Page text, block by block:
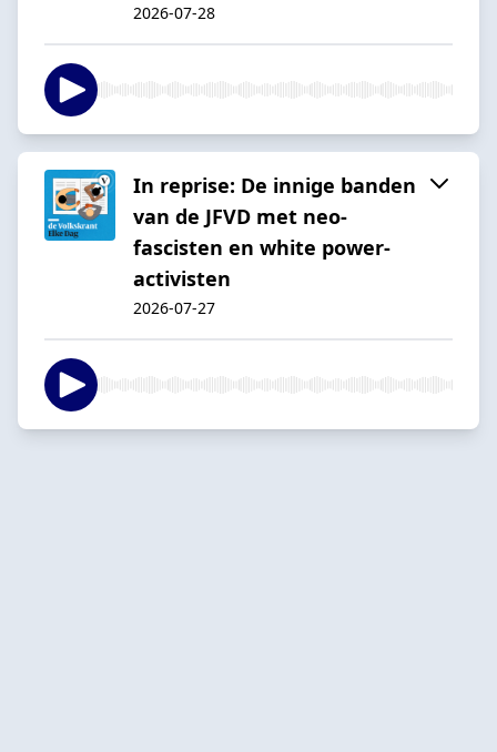
2026-07-28
In reprise: De innige banden
van de JFVD met neo-
fascisten en white power-
activisten
2026-07-27